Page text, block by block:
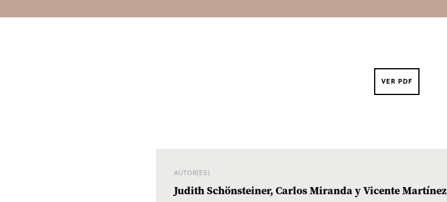
VER PDF
AUTOR(ES)
Judith Schönsteiner, Carlos Miranda y Vicente Martínez